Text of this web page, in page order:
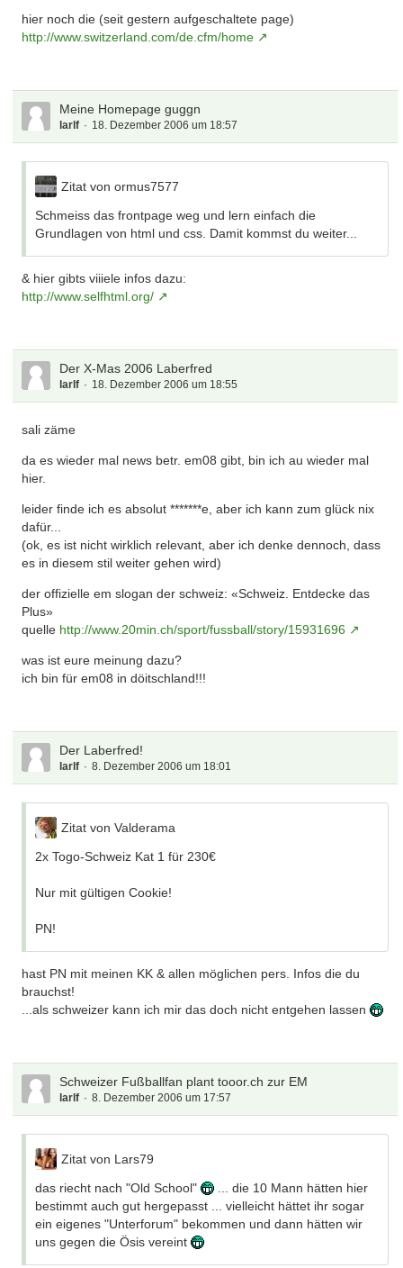
hier noch die (seit gestern aufgeschaltete page)
http://www.switzerland.com/de.cfm/home
Meine Homepage guggn
larlf 18. Dezember 2006 um 18:57
Zitat von ormus7577
Schmeiss das frontpage weg und lern einfach die
Grundlagen von html und css. Damit kommst du weiter...
& hier gibts viiiele infos dazu:
http://www.selfhtml.org/
Der X-Mas 2006 Laberfred
larlf 18. Dezember 2006 um 18:55
sali zäme
da es wieder mal news betr. em08 gibt, bin ich au wieder mal
hier.
leider finde ich es absolut *******e, aber ich kann zum glück nix
dafür...
(ok, es ist nicht wirklich relevant, aber ich denke dennoch, dass
es in diesem stil weiter gehen wird)
der offizielle em slogan der schweiz: «Schweiz. Entdecke das
Plus»
quelle http://www.20min.ch/sport/fussball/story/15931696
was ist eure meinung dazu?
ich bin für em08 in döitschland!!!
Der Laberfred!
larlf 8. Dezember 2006 um 18:01
Zitat von Valderama
2x Togo-Schweiz Kat 1 für 230€
Nur mit gültigen Cookie!
PN!
hast PN mit meinen KK & allen möglichen pers. Infos die du
brauchst!
...als schweizer kann ich mir das doch nicht entgehen lassen
Schweizer Fußballfan plant tooor.ch zur EM
larlf 8. Dezember 2006 um 17:57
Zitat von Lars79
das riecht nach "Old School"
... die 10 Mann hätten hier
bestimmt auch gut hergepasst ... vielleicht hättet ihr sogar
ein eigenes "Unterforum" bekommen und dann hätten wir
uns gegen die Ösis vereint